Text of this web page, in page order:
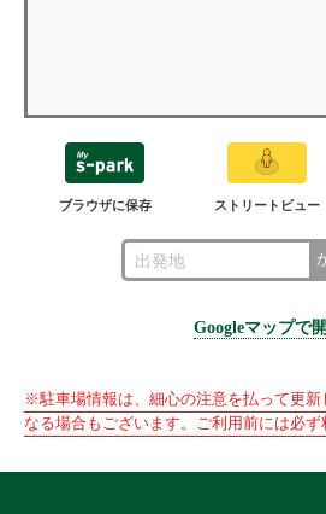
ブラウザに保存 ストリートビュー
Googleマップで
※駐車場情報は、細心の注意を払って更
なる場合もございます。ご利用前には必ず